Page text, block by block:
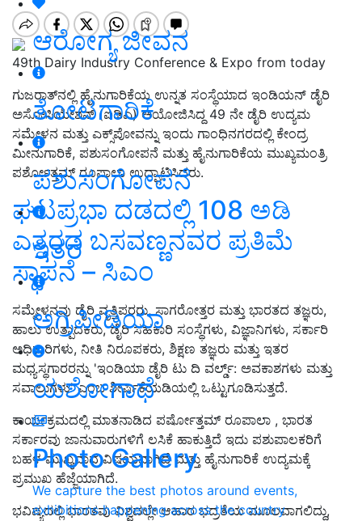
ಆರೋಗ್ಯ ಜೀವನ
ತೋಟಗಾರಿಕೆ
ಪಶುಸಂಗೋಪನೆ
ಇತರೆ
ಅಗ್ರಿಪೀಡಿಯಾ
ಯಶೋಗಾಥೆ
Photo Gallery
We capture the best photos around events,
exhibitions happening across the country
49th Dairy Industry Conference & Expo from today
ಗುಜರಾತ್‌ನಲ್ಲಿ ಹೈನುಗಾರಿಕೆಯ ಉನ್ನತ ಸಂಸ್ಥೆಯಾದ ಇಂಡಿಯನ್ ಡೈರಿ
ಅಸೋಸಿಯೇಶನ್ (ಐಡಿಎ) ಆಯೋಜಿಸಿದ್ದ 49 ನೇ ಡೈರಿ ಉದ್ಯಮ
ಸಮ್ಮೇಳನ ಮತ್ತು ಎಕ್ಸ್‌ಪೋವನ್ನು ಇಂದು ಗಾಂಧಿನಗರದಲ್ಲಿ ಕೇಂದ್ರ
ಮೀನುಗಾರಿಕೆ, ಪಶುಸಂಗೋಪನೆ ಮತ್ತು ಹೈನುಗಾರಿಕೆಯ ಮುಖ್ಯಮಂತ್ರಿ
ಪರ್ಶೋತ್ತಮ್ ರೂಪಾಲಾ ಉದ್ಘಾಟಿಸಿದರು.
ಘಟಪ್ರಭಾ ದಡದಲ್ಲಿ 108 ಅಡಿ
ಎತ್ತರದ ಬಸವಣ್ಣನವರ ಪ್ರತಿಮೆ
ಸ್ಥಾಪನೆ – ಸಿಎಂ
ಸಮ್ಮೇಳನವು ಡೈರಿ ವೃತ್ತಿಪರರು, ಸಾಗರೋತ್ತರ ಮತ್ತು ಭಾರತದ ತಜ್ಞರು,
ಹಾಲು ಉತ್ಪಾದಕರು, ಡೈರಿ ಸಹಕಾರಿ ಸಂಸ್ಥೆಗಳು, ವಿಜ್ಞಾನಿಗಳು, ಸರ್ಕಾರಿ
ಅಧಿಕಾರಿಗಳು, ನೀತಿ ನಿರೂಪಕರು, ಶಿಕ್ಷಣ ತಜ್ಞರು ಮತ್ತು ಇತರ
ಮಧ್ಯಸ್ಥಗಾರರನ್ನು 'ಇಂಡಿಯಾ ಡೈರಿ ಟು ದಿ ವರ್ಲ್ಡ್: ಅವಕಾಶಗಳು ಮತ್ತು
ಸವಾಲುಗಳು' ಎಂಬ ಶೀರ್ಷಿಕೆಯಡಿಯಲ್ಲಿ ಒಟ್ಟುಗೂಡಿಸುತ್ತದೆ.
ಕಾರ್ಯಕ್ರಮದಲ್ಲಿ ಮಾತನಾಡಿದ ಪರ್ಷೋತ್ತಮ್ ರೂಪಾಲಾ , ಭಾರತ
ಸರ್ಕಾರವು ಜಾನುವಾರುಗಳಿಗೆ ಲಸಿಕೆ ಹಾಕುತ್ತಿದೆ ಇದು ಪಶುಪಾಲಕರಿಗೆ
ಬಹಳ ಮುಖ್ಯವಾದ ವಿಷಯವಾಗಿದೆ ಮತ್ತು ಹೈನುಗಾರಿಕೆ ಉದ್ಯಮಕ್ಕೆ
ಪ್ರಮುಖ ಹೆಜ್ಜೆಯಾಗಿದೆ.
ಭವಿಷ್ಯದಲ್ಲಿ ಭಾರತವು ವಿಶ್ವದಲ್ಲೇ ಆಹಾರ ಭದ್ರತೆಯ ಮೂಲವಾಗಲಿದ್ದು,